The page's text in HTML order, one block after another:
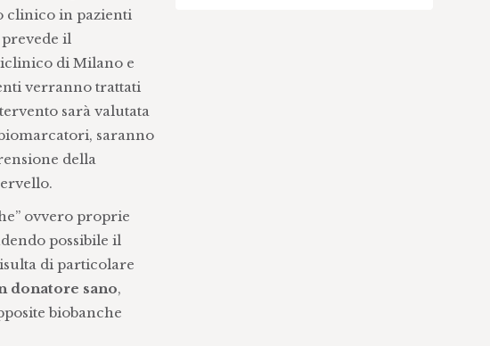
clinico in pazienti
il
di Milano e
verranno trattati
sarà valutata
saranno
della
ovvero proprie
possibile il
di particolare
donatore sano,
biobanche